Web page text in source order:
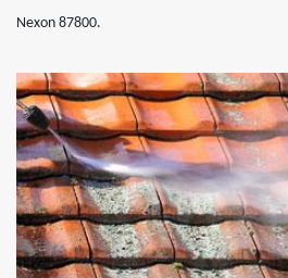
Nexon 87800.